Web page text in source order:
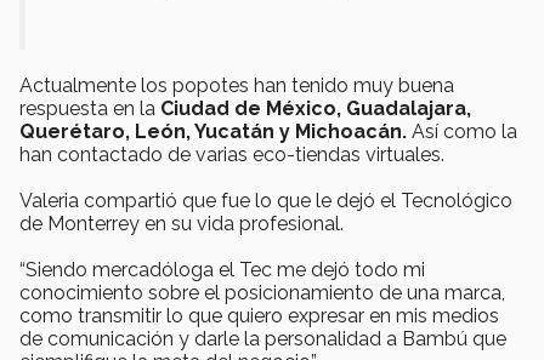
Actualmente los popotes han tenido muy buena
respuesta en la Ciudad de México, Guadalajara,
Querétaro, León, Yucatán y Michoacán. Así como la
han contactado de varias eco-tiendas virtuales.
Valeria compartió que fue lo que le dejó el Tecnológico
de Monterrey en su vida profesional.
“Siendo mercadóloga el Tec me dejó todo mi
conocimiento sobre el posicionamiento de una marca,
como transmitir lo que quiero expresar en mis medios
de comunicación y darle la personalidad a Bambú que